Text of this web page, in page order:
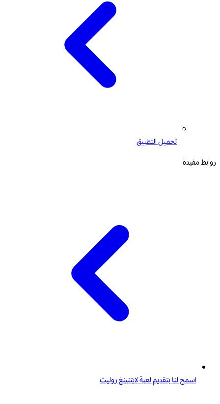
تحميل التطبيق
روابط مفيدة
اسمح لنا بتقديم لعبة لايتنينغ روليت